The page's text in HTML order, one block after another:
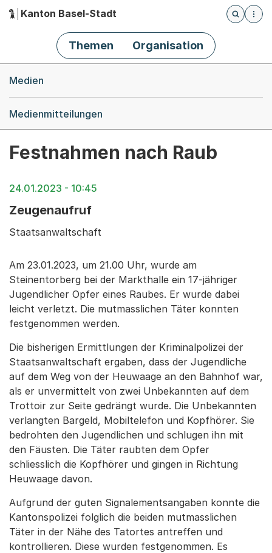
Hauptnavigation
Kanton Basel-Stadt
Öffnet
Themen Organisation
Medien
Medienmitteilungen
Festnahmen nach Raub
24.01.2023 - 10:45
Zeugenaufruf
Staatsanwaltschaft
Am 23.01.2023, um 21.00 Uhr, wurde am
Steinentorberg bei der Markthalle ein 17-jähriger
Jugendlicher Opfer eines Raubes. Er wurde dabei
leicht verletzt. Die mutmasslichen Täter konnten
festgenommen werden.
Die bisherigen Ermittlungen der Kriminalpolizei der
Staatsanwaltschaft ergaben, dass der Jugendliche
auf dem Weg von der Heuwaage an den Bahnhof war,
als er unvermittelt von zwei Unbekannten auf dem
Trottoir zur Seite gedrängt wurde. Die Unbekannten
verlangten Bargeld, Mobiltelefon und Kopfhörer. Sie
bedrohten den Jugendlichen und schlugen ihn mit
den Fäusten. Die Täter raubten dem Opfer
schliesslich die Kopfhörer und gingen in Richtung
Heuwaage davon.
Aufgrund der guten Signalementsangaben konnte die
Kantonspolizei folglich die beiden mutmasslichen
Täter in der Nähe des Tatortes antreffen und
kontrollieren. Diese wurden festgenommen. Es